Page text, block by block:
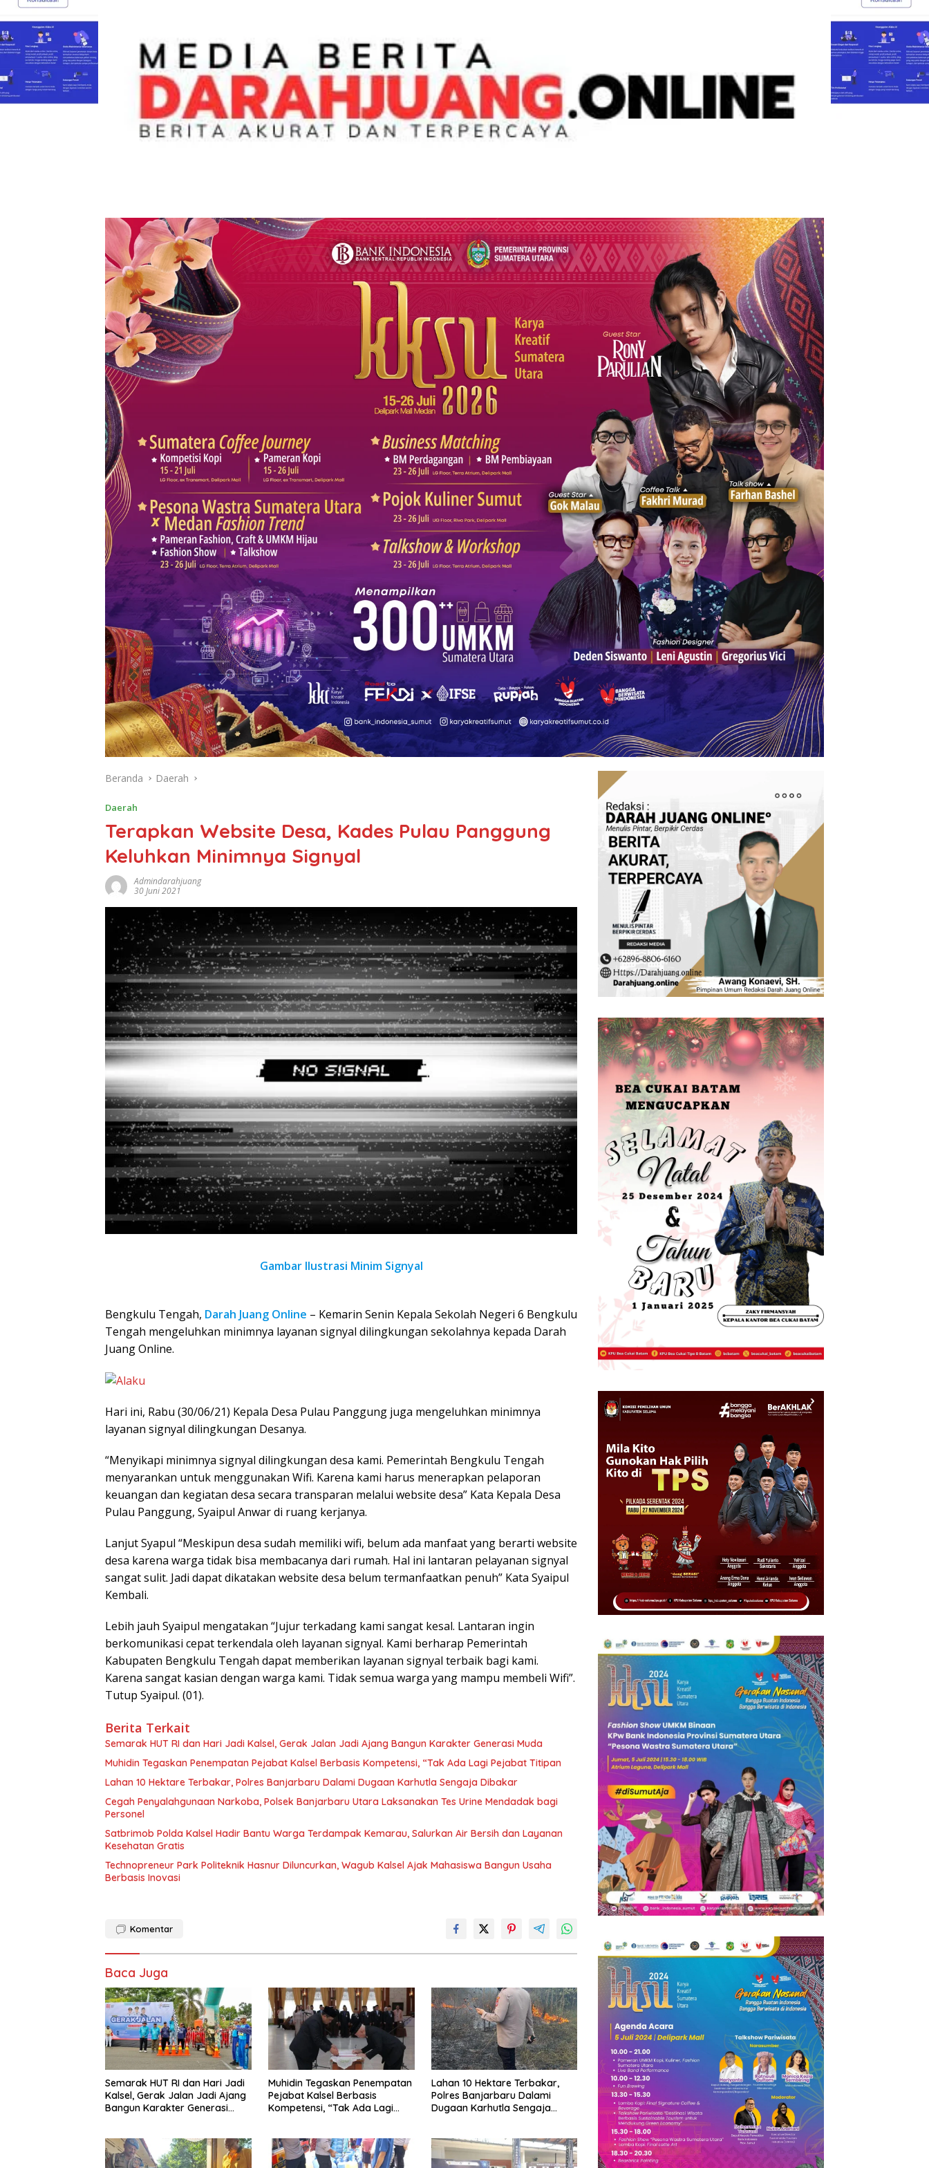
Beranda Daerah
Daerah
Terapkan Website Desa, Kades Pulau Panggung
Keluhkan Minimnya Signyal
Admindarahjuang
30 Juni 2021
Gambar Ilustrasi Minim Signyal
Bengkulu Tengah, Darah Juang Online – Kemarin Senin Kepala Sekolah Negeri 6 Bengkulu
Tengah mengeluhkan minimnya layanan signyal dilingkungan sekolahnya kepada Darah
Juang Online.
Hari ini, Rabu (30/06/21) Kepala Desa Pulau Panggung juga mengeluhkan minimnya
layanan signyal dilingkungan Desanya.
“Menyikapi minimnya signyal dilingkungan desa kami. Pemerintah Bengkulu Tengah
menyarankan untuk menggunakan Wifi. Karena kami harus menerapkan pelaporan
keuangan dan kegiatan desa secara transparan melalui website desa” Kata Kepala Desa
Pulau Panggung, Syaipul Anwar di ruang kerjanya.
Lanjut Syapul “Meskipun desa sudah memiliki wifi, belum ada manfaat yang berarti website
desa karena warga tidak bisa membacanya dari rumah. Hal ini lantaran pelayanan signyal
sangat sulit. Jadi dapat dikatakan website desa belum termanfaatkan penuh” Kata Syaipul
Kembali.
Lebih jauh Syaipul mengatakan “Jujur terkadang kami sangat kesal. Lantaran ingin
berkomunikasi cepat terkendala oleh layanan signyal. Kami berharap Pemerintah
Kabupaten Bengkulu Tengah dapat memberikan layanan signyal terbaik bagi kami.
Karena sangat kasian dengan warga kami. Tidak semua warga yang mampu membeli Wifi”.
Tutup Syaipul. (01).
Berita Terkait
Semarak HUT RI dan Hari Jadi Kalsel, Gerak Jalan Jadi Ajang Bangun Karakter Generasi Muda
Muhidin Tegaskan Penempatan Pejabat Kalsel Berbasis Kompetensi, “Tak Ada Lagi Pejabat Titipan
Lahan 10 Hektare Terbakar, Polres Banjarbaru Dalami Dugaan Karhutla Sengaja Dibakar
Cegah Penyalahgunaan Narkoba, Polsek Banjarbaru Utara Laksanakan Tes Urine Mendadak bagi
Personel
Satbrimob Polda Kalsel Hadir Bantu Warga Terdampak Kemarau, Salurkan Air Bersih dan Layanan
Kesehatan Gratis
Technopreneur Park Politeknik Hasnur Diluncurkan, Wagub Kalsel Ajak Mahasiswa Bangun Usaha
Berbasis Inovasi
Komentar
Baca Juga
Semarak HUT RI dan Hari Jadi
Kalsel, Gerak Jalan Jadi Ajang
Bangun Karakter Generasi
Muhidin Tegaskan Penempatan
Pejabat Kalsel Berbasis
Kompetensi, “Tak Ada Lagi
Lahan 10 Hektare Terbakar,
Polres Banjarbaru Dalami
Dugaan Karhutla Sengaja